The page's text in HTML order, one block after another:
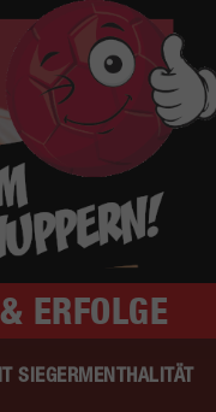
ERFOLGE
SIEGERMENTHALITÄT